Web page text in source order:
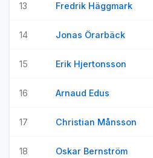
13 Fredrik Häggmark
14 Jonas Örarbäck
15 Erik Hjertonsson
16 Arnaud Edus
17 Christian Månsson
18 Oskar Bernström